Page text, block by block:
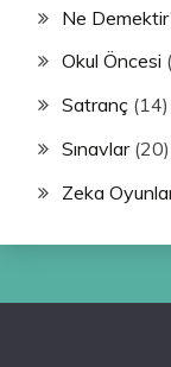
Ne
Okul Öncesi
Satranç (14)
Sınavlar(20)
Zeka